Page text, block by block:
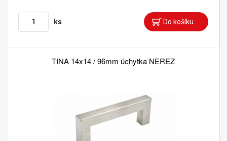
ks
TINA 14x14 / 96mm úchytka NEREZ